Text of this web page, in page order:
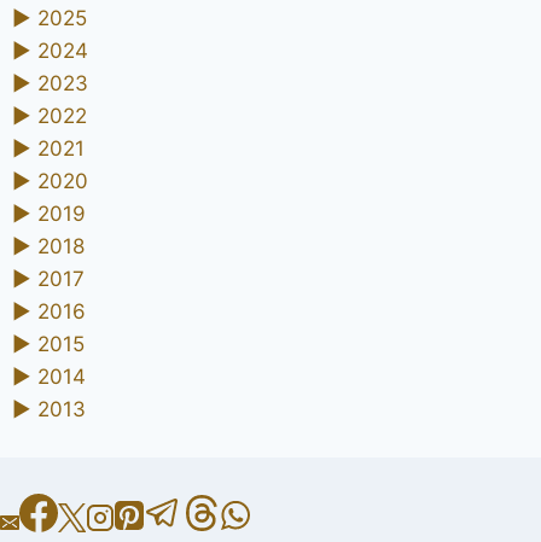
► 2025
► 2024
► 2023
► 2022
► 2021
► 2020
► 2019
► 2018
► 2017
► 2016
► 2015
► 2014
► 2013